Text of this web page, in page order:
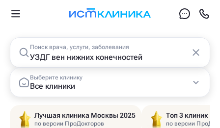
Поиск врача, услуги, заболевания
Выберите клинику
Все клиники
Лучшая клиника Москвы 2025
по версии ПроДокторов
Топ 3 клиник
по версии